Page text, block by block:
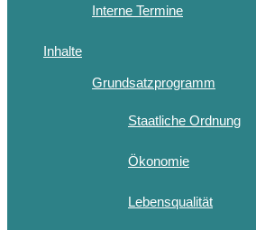
Interne Termine
Inhalte
Grundsatzprogramm
Staatliche Ordnung
Ökonomie
Lebensqualität